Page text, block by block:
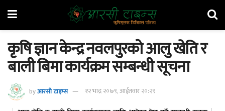
कृषि ज्ञान केन्द्र नवलपुरको आलु खेति र
बाली बिमा कार्यक्रम सम्बन्धी सूचना
byआरसी टाइम्स १२ भाद्र २०७९, आईतवार २०:२९